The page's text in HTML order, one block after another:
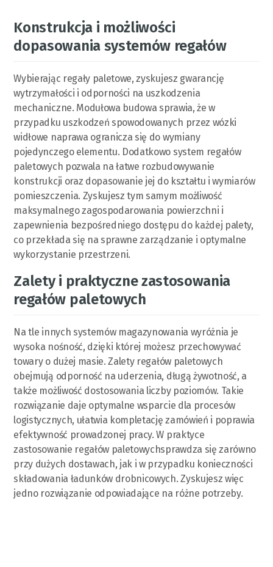
Konstrukcja i możliwości
dopasowania systemów regałów
Wybierając regały paletowe, zyskujesz gwarancję
wytrzymałości i odporności na uszkodzenia
mechaniczne. Modułowa budowa sprawia, że w
przypadku uszkodzeń spowodowanych przez wózki
widłowe naprawa ogranicza się do wymiany
pojedynczego elementu. Dodatkowo system regałów
paletowych pozwala na łatwe rozbudowywanie
konstrukcji oraz dopasowanie jej do kształtu i wymiarów
pomieszczenia. Zyskujesz tym samym możliwość
maksymalnego zagospodarowania powierzchni i
zapewnienia bezpośredniego dostępu do każdej palety,
co przekłada się na sprawne zarządzanie i optymalne
wykorzystanie przestrzeni.
Zalety i praktyczne zastosowania
regałów paletowych
Na tle innych systemów magazynowania wyróżnia je
wysoka nośność, dzięki której możesz przechowywać
towary o dużej masie. Zalety regałów paletowych
obejmują odporność na uderzenia, długą żywotność, a
także możliwość dostosowania liczby poziomów. Takie
rozwiązanie daje optymalne wsparcie dla procesów
logistycznych, ułatwia kompletację zamówień i poprawia
efektywność prowadzonej pracy. W praktyce
zastosowanie regałów paletowychsprawdza się zarówno
przy dużych dostawach, jak i w przypadku konieczności
składowania ładunków drobnicowych. Zyskujesz więc
jedno rozwiązanie odpowiadające na różne potrzeby.